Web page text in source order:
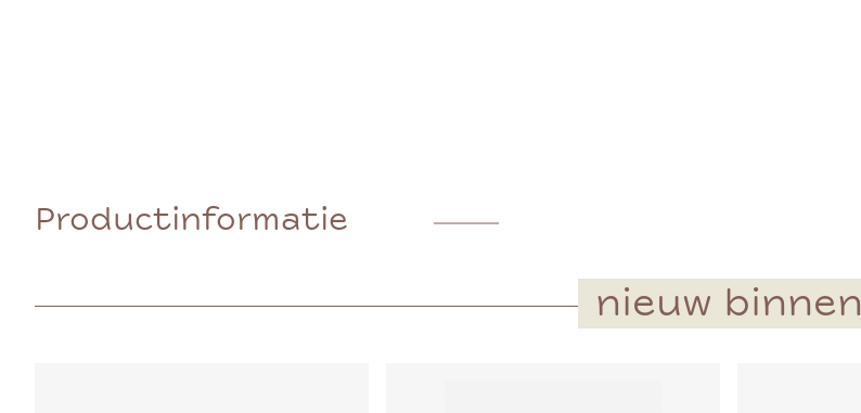
Productinformatie
nieuw binnen